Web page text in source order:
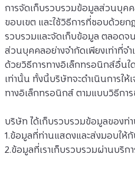
การจัดเก็บรวบรวมข้อมูลส่วนบุค
ขอบเขต และใช้วิธีการที่ชอบด้วยก
รวบรวมและจัดเก็บข้อมูล ตลอดจ
ส่วนบุคคลอย่างจำกัดเพียงเท่าที่จ
ด้วยวิธีการทางอิเล็กทรอนิกส์อื่น
เท่านั้น ทั้งนี้บริษัทจะดำเนินการใ
ทางอิเล็กทรอนิกส์ ตามแบบวิธีกา
บริษัท ได้เก็บรวบรวมข้อมูลของท่
1.ข้อมูลที่ท่านแสดงและส่งมอบให้
2.ข้อมูลที่เราเก็บรวบรวมผ่านบริก